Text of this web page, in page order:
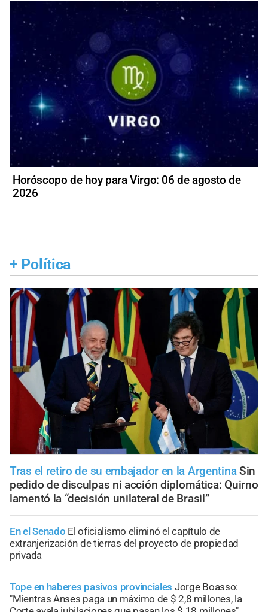
Horóscopo de hoy para Virgo: 06 de agosto de
2026
+ Política
Tras el retiro de su embajador en la Argentina Sin
pedido de disculpas ni acción diplomática: Quirno
lamentó la “decisión unilateral de Brasil”
En el Senado El oficialismo eliminó el capítulo de
extranjerización de tierras del proyecto de propiedad
privada
Tope en haberes pasivos provinciales Jorge Boasso:
"Mientras Anses paga un máximo de $ 2,8 millones, la